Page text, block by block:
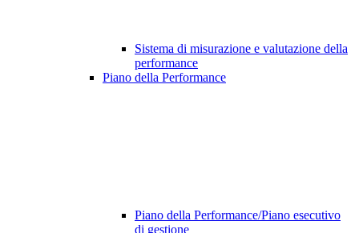
Sistema di misurazione e valutazione della
performance
Piano della Performance
Piano della Performance/Piano esecutivo
di gestione